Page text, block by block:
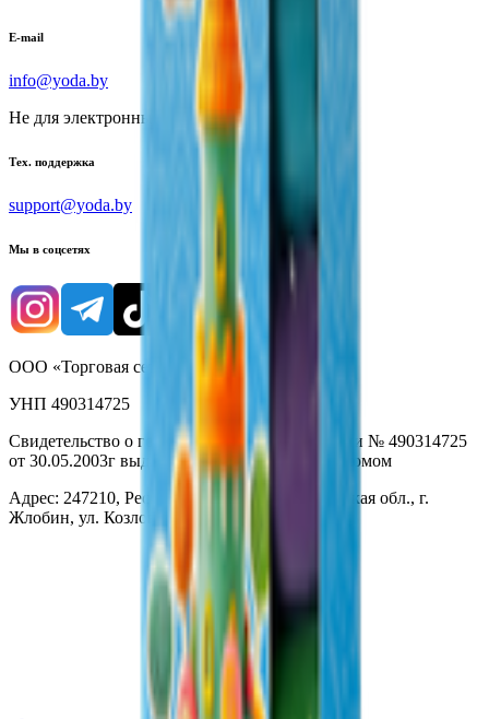
E-mail
info@yoda.by
Не для электронных обращений
Тех. поддержка
support@yoda.by
Мы в соцсетях
ООО «Торговая сеть «Продмир»
УНП 490314725
Свидетельство о государственной регистрации № 490314725
от 30.05.2003г выдано Гомельским облисполкомом
Адрес: 247210, Республика Беларусь, Гомельская обл., г.
Жлобин, ул. Козлова 2-А